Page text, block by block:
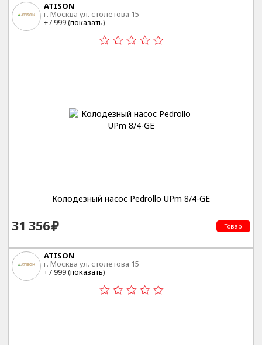
ATISON
г. Москва ул. столетова 15
+7 999 (показать)
Колодезный насос Pedrollo UPm 8/4-GE
31 356 Товар
ATISON
г. Москва ул. столетова 15
+7 999 (показать)